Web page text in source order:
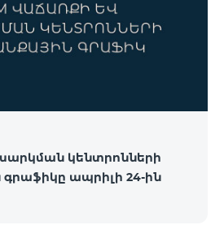
կենտրոնների
ապրիլի 24-ին